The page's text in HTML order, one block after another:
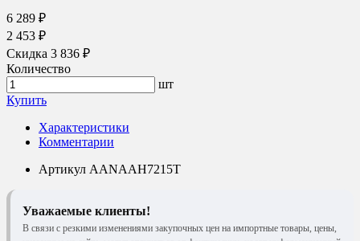
6 289 ₽
2 453 ₽
Скидка 3 836 ₽
Количество
шт
Купить
Характеристики
Комментарии
Артикул AANAAH7215T
Уважаемые клиенты!
В связи с резкими изменениями закупочных цен на импортные товары, цены,